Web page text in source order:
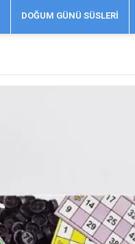
DOĞUM GÜNÜ SÜSLERİ